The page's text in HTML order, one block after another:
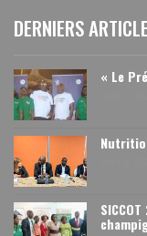
DERNIERS
« Le